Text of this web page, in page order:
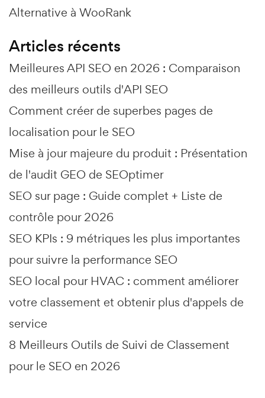
Alternative à WooRank
Articles récents
Meilleures API SEO en 2026 : Comparaison
des meilleurs outils d'API SEO
Comment créer de superbes pages de
localisation pour le SEO
Mise à jour majeure du produit : Présentation
de l'audit GEO de SEOptimer
SEO sur page : Guide complet + Liste de
contrôle pour 2026
SEO KPIs : 9 métriques les plus importantes
pour suivre la performance SEO
SEO local pour HVAC : comment améliorer
votre classement et obtenir plus d'appels de
service
8 Meilleurs Outils de Suivi de Classement
pour le SEO en 2026